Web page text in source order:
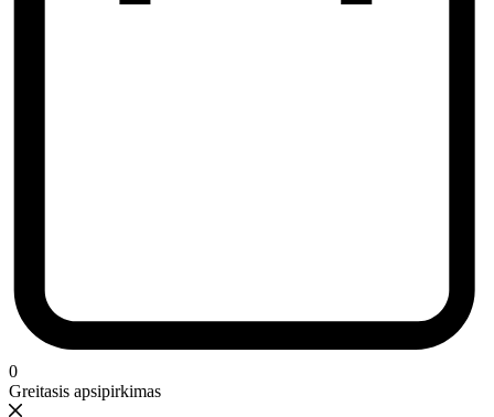
0
Greitasis apsipirkimas